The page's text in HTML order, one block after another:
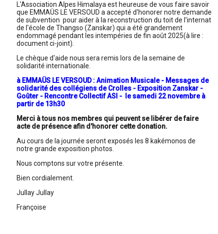
L'Association Alpes Himalaya est heureuse de vous faire savoir
que EMMAÜS LE VERSOUD a accepté d'honorer notre demande
de subvention pour aider à la reconstruction du toit de l'internat
de l'école de Thangso (Zanskar) qui a été grandement
endommagé pendant les intempéries de fin août 2025(à lire :
document ci-joint).
Le chèque d'aide nous sera remis lors de la semaine de
solidarité internationale.
à EMMAÜS LE VERSOUD : Animation Musicale - Messages de
solidarité des collégiens de Crolles - Exposition Zanskar -
Goûter - Rencontre Collectif ASI - le samedi 22 novembre à
partir de 13h30
Merci à tous nos membres qui peuvent se libérer de faire
acte de présence afin d'honorer cette donation.
Au cours de la journée seront exposés les 8 kakémonos de
notre grande exposition photos.
Nous comptons sur votre présente.
Bien cordialement.
Jullay Jullay
Françoise